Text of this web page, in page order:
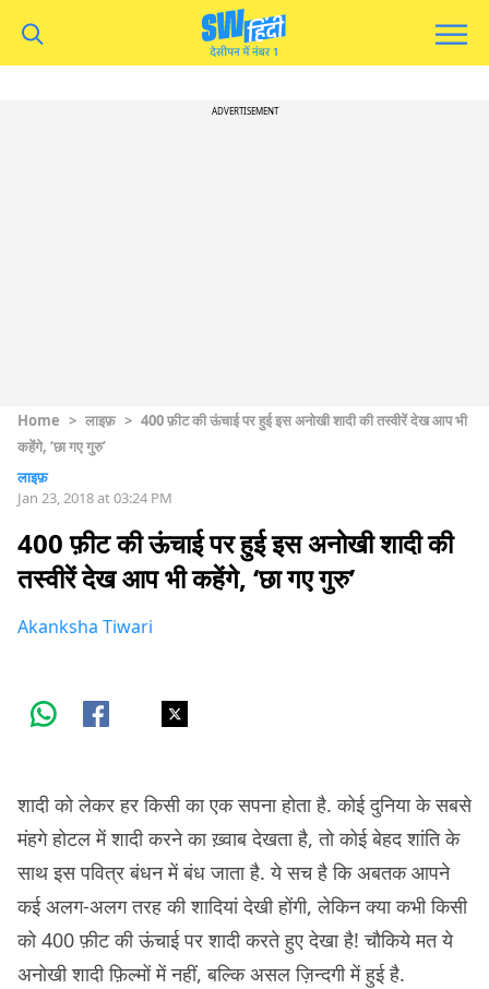
ADVERTISEMENT
Home > लाइफ़ > 400 फ़ीट की ऊंचाई पर हुई इस अनोखी शादी की तस्वीरें देख आप भी
कहेंगे, ‘छा गए गुरु’
लाइफ़
Jan 23, 2018 at 03:24 PM
400 फ़ीट की ऊंचाई पर हुई इस अनोखी शादी की
तस्वीरें देख आप भी कहेंगे, ‘छा गए गुरु’
Akanksha Tiwari
शादी को लेकर हर किसी का एक सपना होता है. कोई दुनिया के सबसे
मंहगे होटल में शादी करने का ख़्वाब देखता है, तो कोई बेहद शांति के
साथ इस पवित्र बंधन में बंध जाता है. ये सच है कि अबतक आपने
कई अलग-अलग तरह की शादियां देखी होंगी, लेकिन क्या कभी किसी
को 400 फ़ीट की ऊंचाई पर शादी करते हुए देखा है! चौकिये मत ये
अनोखी शादी फ़िल्मों में नहीं, बल्कि असल ज़िन्दगी में हुई है.